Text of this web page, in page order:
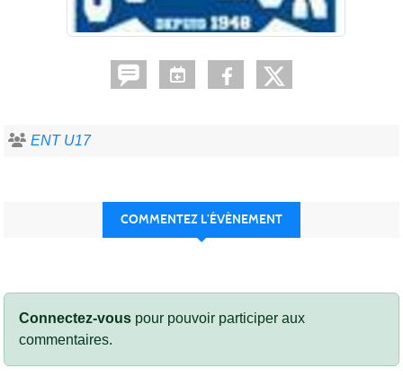
ENT U17
COMMENTEZ L’ÉVÈNEMENT
Connectez-vous pour pouvoir participer aux
commentaires.